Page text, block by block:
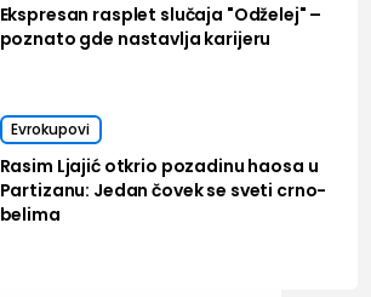
Ekspresan rasplet slučaja "Odželej" –
poznato gde nastavlja karijeru
Evrokupovi
Rasim Ljajić otkrio pozadinu haosa u
Partizanu: Jedan čovek se sveti crno-
belima